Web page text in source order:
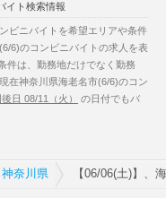
イト検索情報
ビニバイトを希望エリアや条件
6)のコンビニバイトの求人を表
件は、勤務地だけでなく勤務
在神奈川県海老名市(6/6)のコン
日 08/11（火）
の日付でもバ
神奈川県 【06/06(土)】、